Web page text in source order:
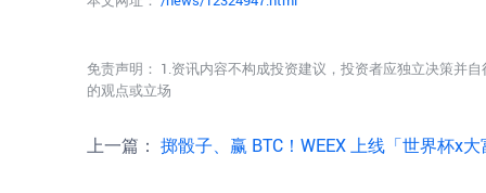
免责声明： 1.资讯内容不构成投资建议，投资者应独立决策并
的观点或立场
上一篇： 掷骰子、赢 BTC！WEEX 上线「世界杯x大富翁」，百万 USDT 派